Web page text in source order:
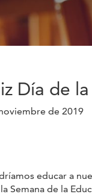
Día de la
de 2019
educar a
Semana de la